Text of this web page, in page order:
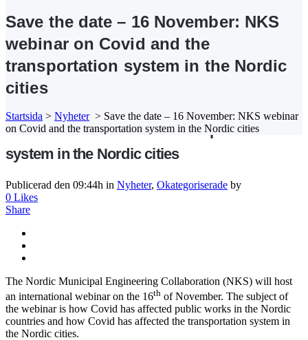
Save the date – 16 November: NKS
webinar on Covid and the
transportation system in the Nordic
cities
Startsida > Nyheter > Save the date – 16 November: NKS webinar
on Covid and the transportation system in the Nordic cities
webinar on Covid and the transportation
system in the Nordic cities
Publicerad den 09:44h in Nyheter, Okategoriserade by
0 Likes
Share
The Nordic Municipal Engineering Collaboration (NKS) will host
an international webinar on the 16th of November. The subject of
the webinar is how Covid has affected public works in the Nordic
countries and how Covid has affected the transportation system in
the Nordic cities.